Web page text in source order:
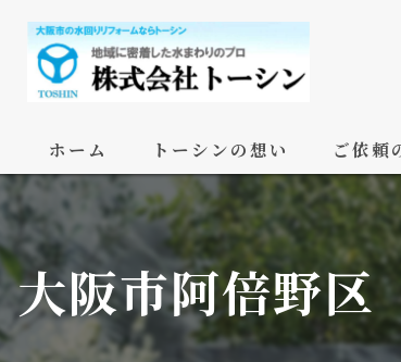
ホーム トーシンの想い ご依頼
大阪市阿倍野